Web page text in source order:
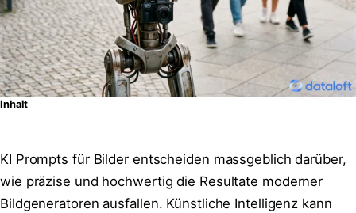
Inhalt
KI Prompts für Bilder entscheiden massgeblich darüber,
wie präzise und hochwertig die Resultate moderner
Bildgeneratoren ausfallen. Künstliche Intelligenz kann